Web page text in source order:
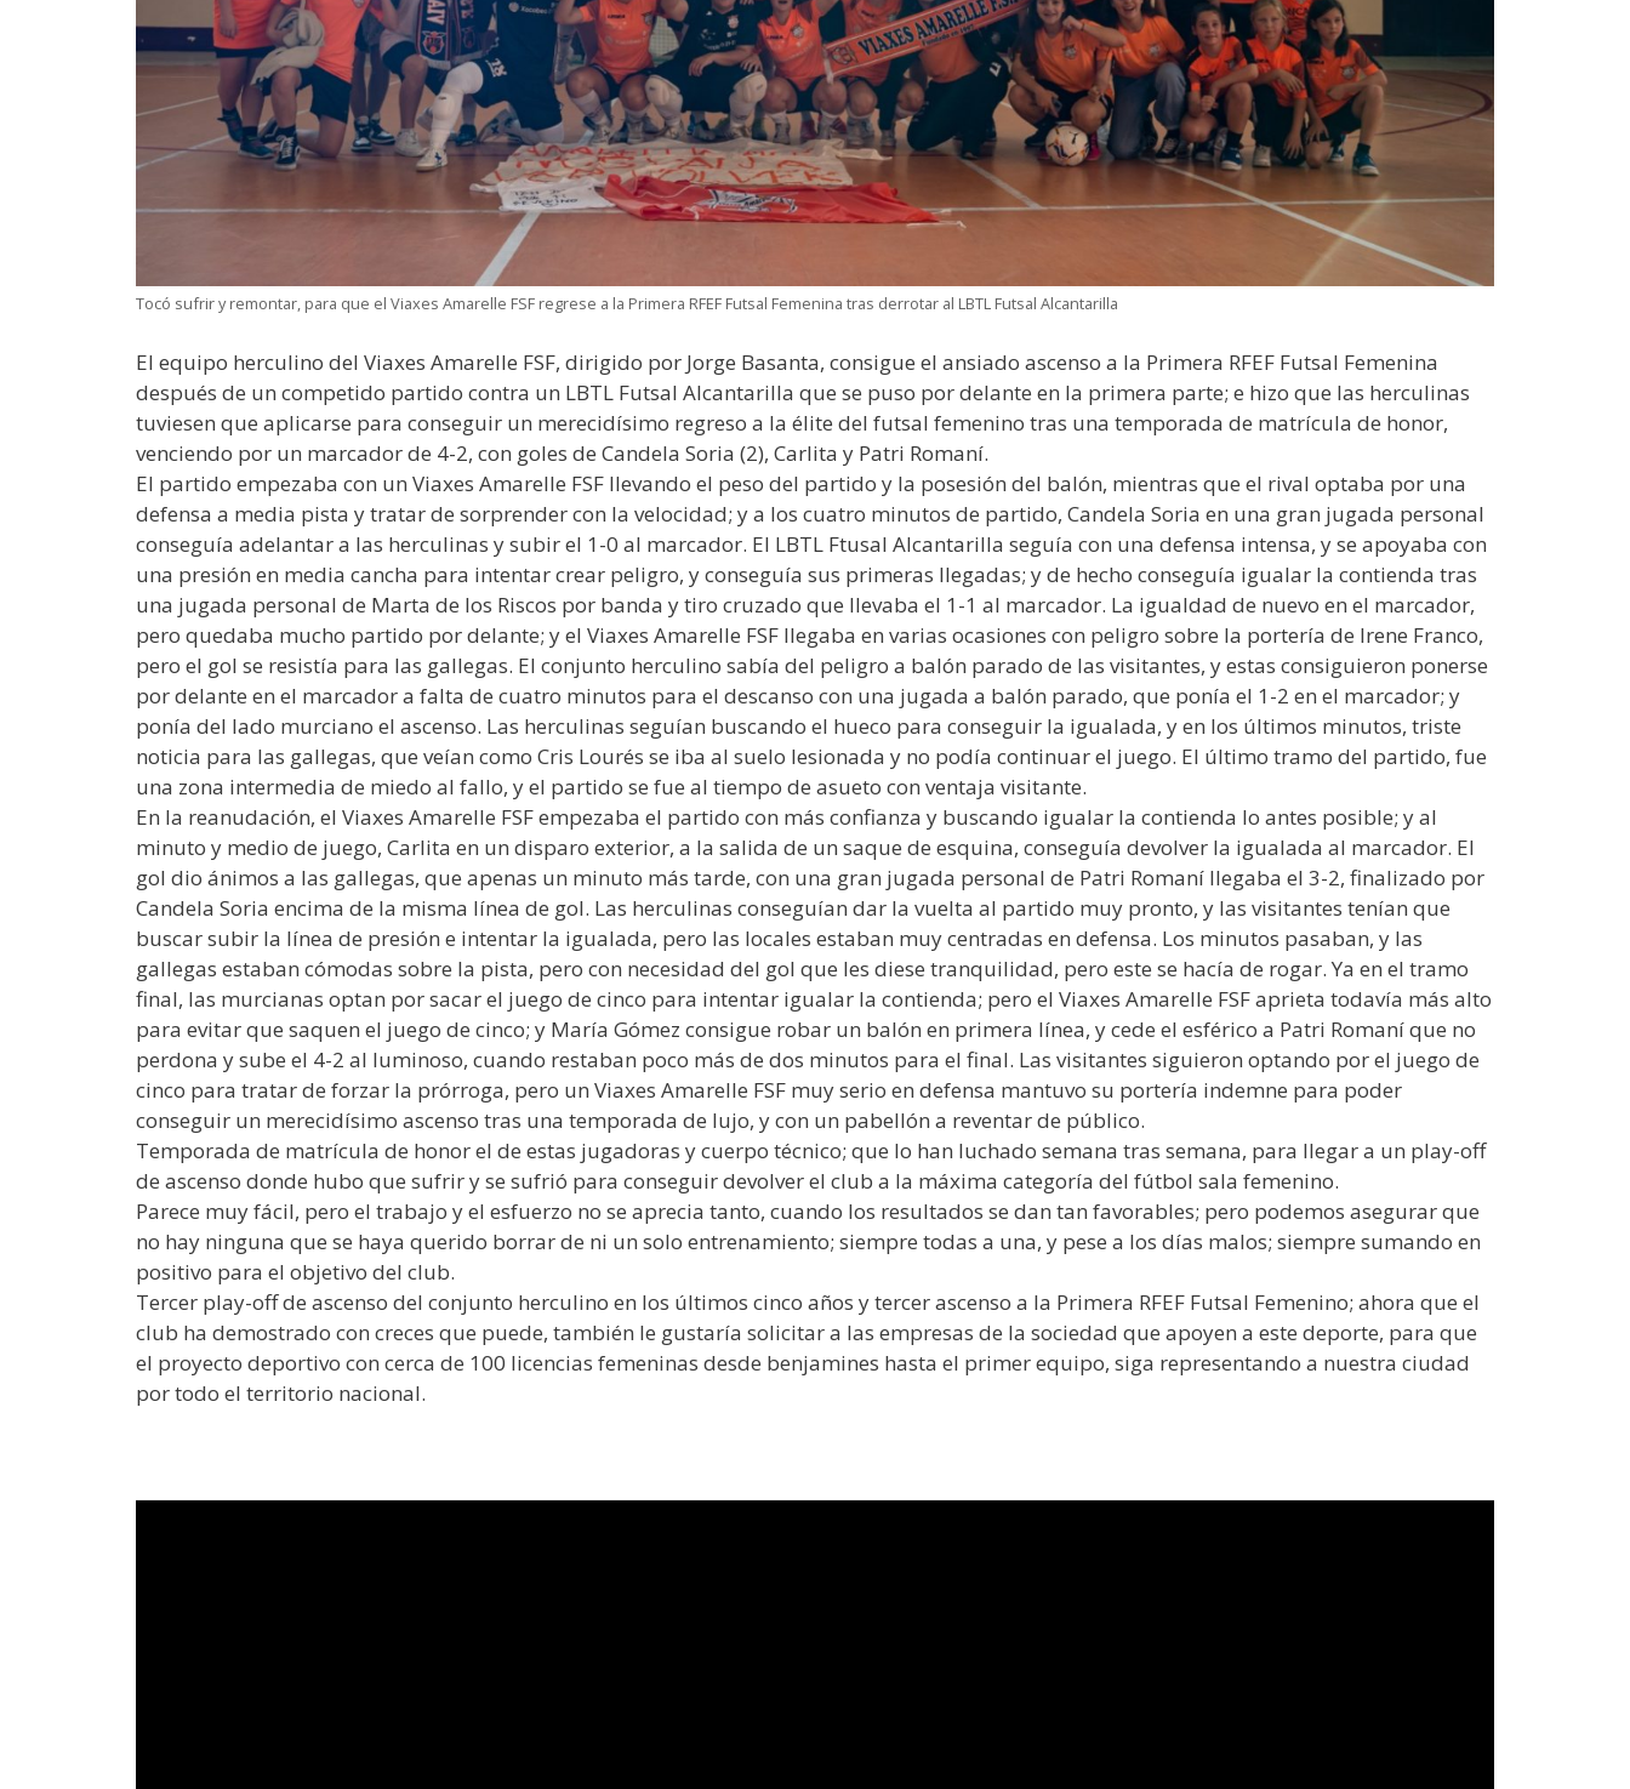
Tocó sufrir y remontar, para que el Viaxes Amarelle FSF regrese a la Primera RFEF Futsal Femenina tras derrotar al LBTL Futsal Alcantarilla
El equipo herculino del Viaxes Amarelle FSF, dirigido por Jorge Basanta, consigue el ansiado ascenso a la Primera RFEF Futsal Femenina
después de un competido partido contra un LBTL Futsal Alcantarilla que se puso por delante en la primera parte; e hizo que las herculinas
tuviesen que aplicarse para conseguir un merecidísimo regreso a la élite del futsal femenino tras una temporada de matrícula de honor,
venciendo por un marcador de 4-2, con goles de Candela Soria (2), Carlita y Patri Romaní.
El partido empezaba con un Viaxes Amarelle FSF llevando el peso del partido y la posesión del balón, mientras que el rival optaba por una
defensa a media pista y tratar de sorprender con la velocidad; y a los cuatro minutos de partido, Candela Soria en una gran jugada personal
conseguía adelantar a las herculinas y subir el 1-0 al marcador. El LBTL Ftusal Alcantarilla seguía con una defensa intensa, y se apoyaba con
una presión en media cancha para intentar crear peligro, y conseguía sus primeras llegadas; y de hecho conseguía igualar la contienda tras
una jugada personal de Marta de los Riscos por banda y tiro cruzado que llevaba el 1-1 al marcador. La igualdad de nuevo en el marcador,
pero quedaba mucho partido por delante; y el Viaxes Amarelle FSF llegaba en varias ocasiones con peligro sobre la portería de Irene Franco,
pero el gol se resistía para las gallegas. El conjunto herculino sabía del peligro a balón parado de las visitantes, y estas consiguieron ponerse
por delante en el marcador a falta de cuatro minutos para el descanso con una jugada a balón parado, que ponía el 1-2 en el marcador; y
ponía del lado murciano el ascenso. Las herculinas seguían buscando el hueco para conseguir la igualada, y en los últimos minutos, triste
noticia para las gallegas, que veían como Cris Lourés se iba al suelo lesionada y no podía continuar el juego. El último tramo del partido, fue
una zona intermedia de miedo al fallo, y el partido se fue al tiempo de asueto con ventaja visitante.
En la reanudación, el Viaxes Amarelle FSF empezaba el partido con más confianza y buscando igualar la contienda lo antes posible; y al
minuto y medio de juego, Carlita en un disparo exterior, a la salida de un saque de esquina, conseguía devolver la igualada al marcador. El
gol dio ánimos a las gallegas, que apenas un minuto más tarde, con una gran jugada personal de Patri Romaní llegaba el 3-2, finalizado por
Candela Soria encima de la misma línea de gol. Las herculinas conseguían dar la vuelta al partido muy pronto, y las visitantes tenían que
buscar subir la línea de presión e intentar la igualada, pero las locales estaban muy centradas en defensa. Los minutos pasaban, y las
gallegas estaban cómodas sobre la pista, pero con necesidad del gol que les diese tranquilidad, pero este se hacía de rogar. Ya en el tramo
final, las murcianas optan por sacar el juego de cinco para intentar igualar la contienda; pero el Viaxes Amarelle FSF aprieta todavía más alto
para evitar que saquen el juego de cinco; y María Gómez consigue robar un balón en primera línea, y cede el esférico a Patri Romaní que no
perdona y sube el 4-2 al luminoso, cuando restaban poco más de dos minutos para el final. Las visitantes siguieron optando por el juego de
cinco para tratar de forzar la prórroga, pero un Viaxes Amarelle FSF muy serio en defensa mantuvo su portería indemne para poder
conseguir un merecidísimo ascenso tras una temporada de lujo, y con un pabellón a reventar de público.
Temporada de matrícula de honor el de estas jugadoras y cuerpo técnico; que lo han luchado semana tras semana, para llegar a un play-off
de ascenso donde hubo que sufrir y se sufrió para conseguir devolver el club a la máxima categoría del fútbol sala femenino.
Parece muy fácil, pero el trabajo y el esfuerzo no se aprecia tanto, cuando los resultados se dan tan favorables; pero podemos asegurar que
no hay ninguna que se haya querido borrar de ni un solo entrenamiento; siempre todas a una, y pese a los días malos; siempre sumando en
positivo para el objetivo del club.
Tercer play-off de ascenso del conjunto herculino en los últimos cinco años y tercer ascenso a la Primera RFEF Futsal Femenino; ahora que el
club ha demostrado con creces que puede, también le gustaría solicitar a las empresas de la sociedad que apoyen a este deporte, para que
el proyecto deportivo con cerca de 100 licencias femeninas desde benjamines hasta el primer equipo, siga representando a nuestra ciudad
por todo el territorio nacional.